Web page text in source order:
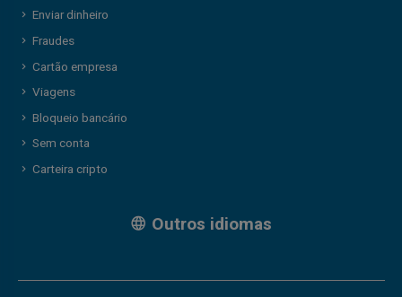
Enviar dinheiro
Fraudes
Cartão empresa
Viagens
Bloqueio bancário
Sem conta
Carteira cripto
Outros idiomas